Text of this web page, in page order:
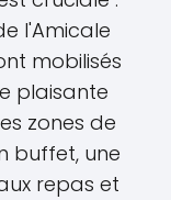
l'Amicale
mobilisés
plaisante
zones de
buffet, une
repas et